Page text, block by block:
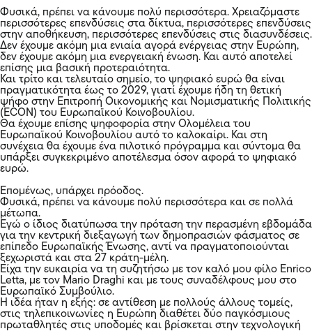
Φυσικά, πρέπει να κάνουμε πολύ περισσότερα. Χρειαζόμαστε
περισσότερες επενδύσεις στα δίκτυα, περισσότερες επενδύσεις
στην αποθήκευση, περισσότερες επενδύσεις στις διασυνδέσεις.
Δεν έχουμε ακόμη μια ενιαία αγορά ενέργειας στην Ευρώπη,
δεν έχουμε ακόμη μια ενεργειακή ένωση. Και αυτό αποτελεί
επίσης μια βασική προτεραιότητα.
Και τρίτο και τελευταίο σημείο, το ψηφιακό ευρώ θα είναι
πραγματικότητα έως το 2029, γιατί έχουμε ήδη τη θετική
ψήφο στην Επιτροπή Οικονομικής και Νομισματικής Πολιτικής
(ECON) του Ευρωπαϊκού Κοινοβουλίου.
Θα έχουμε επίσης ψηφοφορία στην Ολομέλεια του
Ευρωπαϊκού Κοινοβουλίου αυτό το καλοκαίρι. Και στη
συνέχεια θα έχουμε ένα πιλοτικό πρόγραμμα και σύντομα θα
υπάρξει συγκεκριμένο αποτέλεσμα όσον αφορά το ψηφιακό
ευρώ.
Επομένως, υπάρχει πρόοδος.
Φυσικά, πρέπει να κάνουμε πολύ περισσότερα και σε πολλά
μέτωπα.
Εγώ ο ίδιος διατύπωσα την πρόταση την περασμένη εβδομάδα
για την κεντρική διεξαγωγή των δημοπρασιών φάσματος σε
επίπεδο Ευρωπαϊκής Ένωσης, αντί να πραγματοποιούνται
ξεχωριστά και στα 27 κράτη-μέλη.
Είχα την ευκαιρία να τη συζητήσω με τον καλό μου φίλο Enrico
Letta, με τον Mario Draghi και με τους συναδέλφους μου στο
Ευρωπαϊκό Συμβούλιο.
Η ιδέα ήταν η εξής: σε αντίθεση με πολλούς άλλους τομείς,
στις τηλεπικοινωνίες η Ευρώπη διαθέτει δύο παγκόσμιους
πρωταθλητές στις υποδομές και βρίσκεται στην τεχνολογική